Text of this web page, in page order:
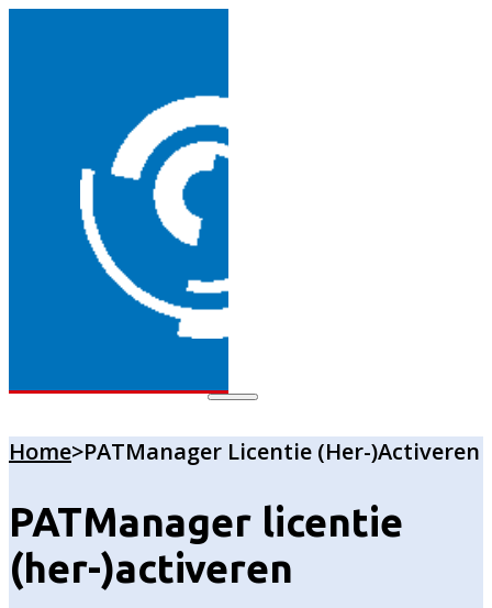
Home>PATManager Licentie (her-)activeren
PATManager licentie
(her-)activeren